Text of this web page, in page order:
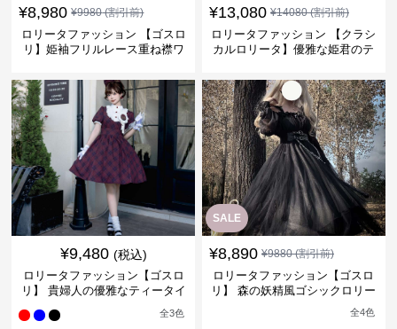
¥8,980 ¥9980(割引前)
ロリータファッション 【ゴスロ
リ】姫袖フリルレース重ね襟ワ
¥13,080 ¥14080(割引前)
ロリータファッション 【クラシ
カルロリータ】優雅な姫君のテ
¥9,480 (税込)
ロリータファッション【ゴスロ
リ】 貴婦人の優雅なティータイ
全3色
SALE
¥8,890 ¥9880(割引前)
ロリータファッション【ゴスロ
リ】 森の妖精風ゴシックロリー
全4色